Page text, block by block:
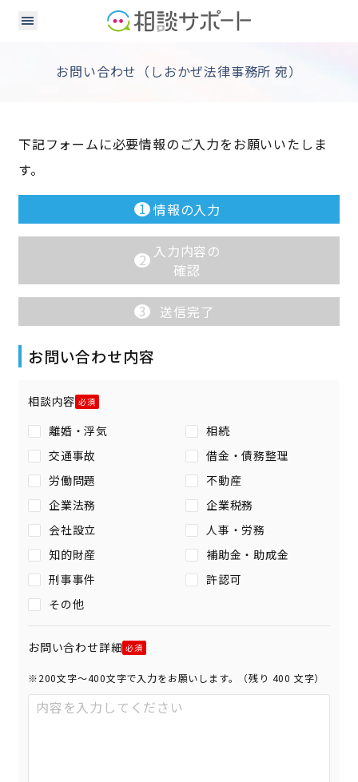
お問い合わせ（しおかぜ法律事務所 宛）
下記フォームに必要情報のご入力をお願いいたしま
す。
1 情報の入力
2 入力内容の
確認
3 送信完了
お問い合わせ内容
相談内容
離婚・浮気
相続
交通事故
借金・債務整理
労働問題
不動産
企業法務
企業税務
会社設立
人事・労務
知的財産
補助金・助成金
刑事事件
許認可
その他
お問い合わせ詳細
※200文字〜400文字で入力をお願いします。（残り 400 文字）